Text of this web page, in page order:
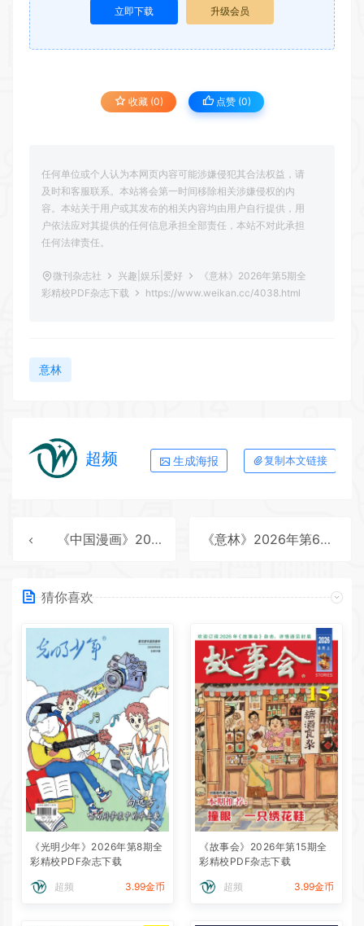
立即下载 升级会员
收藏 (0) 点赞 (0)
任何单位或个人认为本网页内容可能涉嫌侵犯其合法权益，请
及时和客服联系。本站将会第一时间移除相关涉嫌侵权的内
容。本站关于用户或其发布的相关内容均由用户自行提供，用
户依法应对其提供的任何信息承担全部责任，本站不对此承担
任何法律责任。
微刊杂志社 兴趣|娱乐|爱好
《意林》2026年第5期全
彩精校PDF杂志下载
https://www.weikan.cc/4038.html
意林
超频 生成海报 复制本文链接
《中国漫画》2026年第5期全彩精校PDF杂志下载 《意林》2026年第6期全彩精校PDF杂志下载
猜你喜欢
《光明少年》2026年第8期全
彩精校PDF杂志下载
超频 3.99金币
《故事会》2026年第15期全
彩精校PDF杂志下载
超频 3.99金币